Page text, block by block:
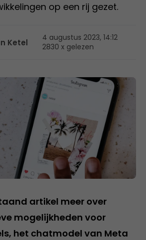
op een rij gezet.
Ketel
4 augustus 2023, 14:12
2830 x gelezen
artikel meer over
mogelijkheden voor
het chatmodel van Meta